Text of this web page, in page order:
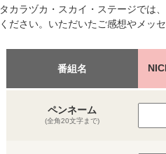
タカラヅカ・スカイ・ステージでは
ください。いただいたご感想やメッ
番組名
ペンネーム
(全角20文字まで)